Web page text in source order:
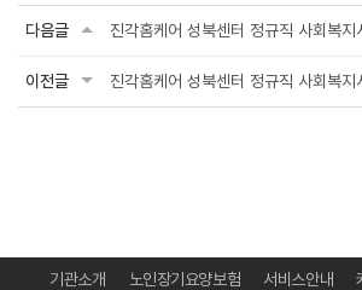
다음글 진각홈케어 성북센터 정규직 사회복지
이전글 진각홈케어 성북센터 정규직 사회복지
기관소개 노인장기요양보험 서비스안내